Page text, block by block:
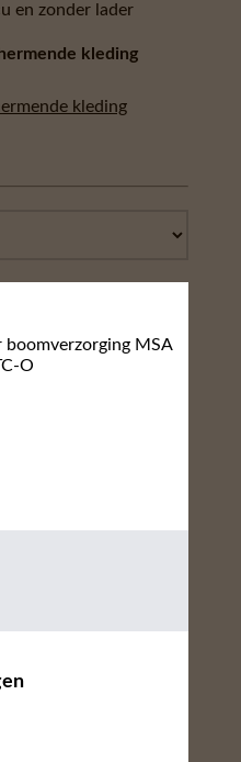
en zonder lader
kleding
kleding